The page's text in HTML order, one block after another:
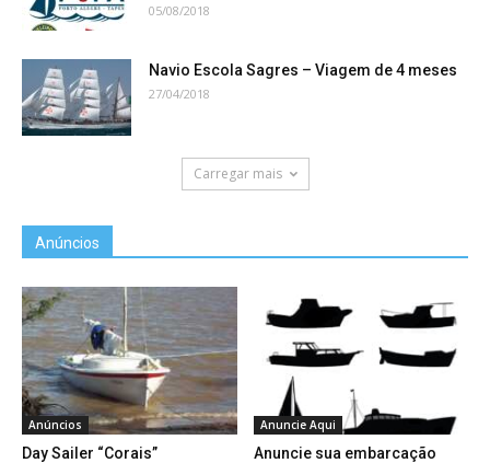
05/08/2018
Navio Escola Sagres – Viagem de 4 meses
27/04/2018
Carregar mais
Anúncios
Anúncios
Day Sailer “Corais”
Anuncie Aqui
Anuncie sua embarcação